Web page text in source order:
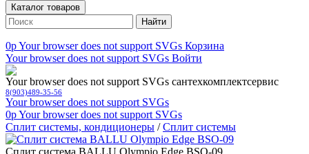
Каталог товаров
Найти
0pYour browser does not support SVGs Корзина
Your browser does not support SVGs Войти
Your browser does not support SVGs сантехкомплектсервис
8(903)489-35-56
Your browser does not support SVGs
0pYour browser does not support SVGs
Сплит системы, кондиционеры /Сплит системы
Сплит система BALLU Olympio Edge BSO-09